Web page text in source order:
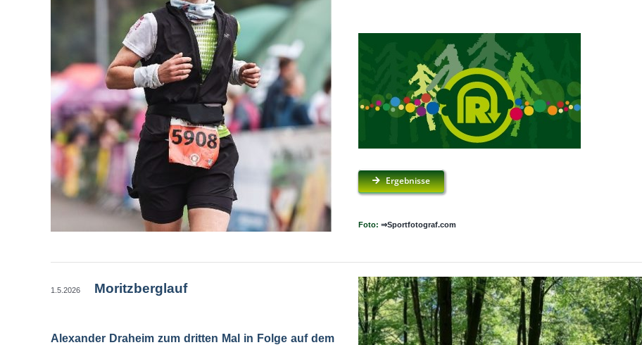
Ergebnisse
Foto: ⇒Sportfotograf.com
1.5.2026 Moritzberglauf
Alexander Draheim zum dritten Mal in Folge auf dem